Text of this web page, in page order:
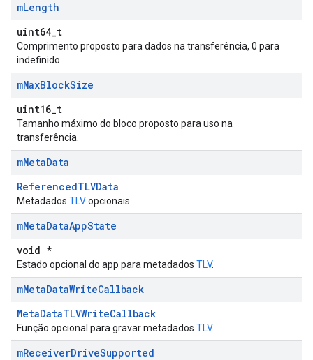
mLength
uint64_t
Comprimento proposto para dados na transferência, 0 para
indefinido.
mMaxBlockSize
uint16_t
Tamanho máximo do bloco proposto para uso na
transferência.
mMetaData
ReferencedTLVData
Metadados TLVopcionais.
mMetaDataAppState
void *
Estado opcional do app para metadados TLV.
mMetaDataWriteCallback
MetaDataTLVWriteCallback
Função opcional para gravar metadados TLV.
mReceiverDriveSupported